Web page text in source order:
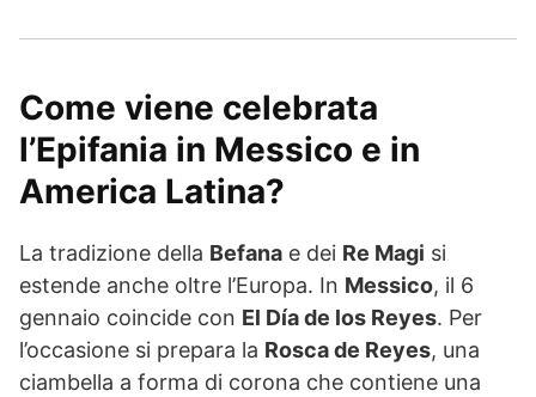
Come viene celebrata
l’Epifania in Messico e in
America Latina?
La tradizione della Befana e dei Re Magi si
estende anche oltre l’Europa. In Messico, il 6
gennaio coincide con El Día de los Reyes. Per
l’occasione si prepara la Rosca de Reyes, una
ciambella a forma di corona che contiene una